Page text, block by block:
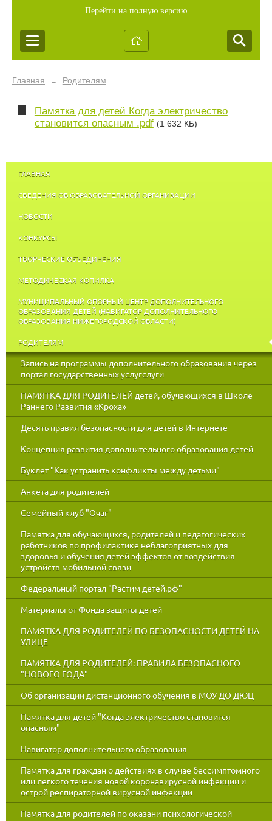
Перейти на полную версию
Главная → Родителям
Памятка для детей Когда электричество
становится опасным .pdf (1 632 КБ)
ГЛАВНАЯ
СВЕДЕНИЯ ОБ ОБРАЗОВАТЕЛЬНОЙ ОРГАНИЗАЦИИ
НОВОСТИ
КОНКУРСЫ
ТВОРЧЕСКИЕ ОБЪЕДИНЕНИЯ
МЕТОДИЧЕСКАЯ КОПИЛКА
МУНИЦИПАЛЬНЫЙ ОПОРНЫЙ ЦЕНТР ДОПОЛНИТЕЛЬНОГО
ОБРАЗОВАНИЯ ДЕТЕЙ (НАВИГАТОР ДОПОЛНИТЕЛЬНОГО
ОБРАЗОВАНИЯ НИЖЕГОРОДСКОЙ ОБЛАСТИ)
РОДИТЕЛЯМ
Запись на программы дополнительного образования через
портал государственных услугслуги
ПАМЯТКА ДЛЯ РОДИТЕЛЕЙ детей, обучающихся в Школе
Раннего Развития «Кроха»
Десять правил безопасности для детей в Интернете
Концепция развития дополнительного образования детей
Буклет "Как устранить конфликты между детьми"
Анкета для родителей
Семейный клуб "Очаг"
Памятка для обучающихся, родителей и педагогических
работников по профилактике неблагоприятных для
здоровья и обучения детей эффектов от воздействия
устройств мобильной связи
Федеральный портал "Растим детей.рф"
Материалы от Фонда защиты детей
ПАМЯТКА ДЛЯ РОДИТЕЛЕЙ ПО БЕЗОПАСНОСТИ ДЕТЕЙ НА
УЛИЦЕ
ПАМЯТКА ДЛЯ РОДИТЕЛЕЙ: ПРАВИЛА БЕЗОПАСНОГО
"НОВОГО ГОДА"
Об организации дистанционного обучения в МОУ ДО ДЮЦ
Памятка для детей "Когда электричество становится
опасным"
Навигатор дополнительного образования
Памятка для граждан о действиях в случае бессимптомного
или легкого течения новой коронавирусной инфекции и
острой респираторной вирусной инфекции
Памятка для родителей по оказани психологической